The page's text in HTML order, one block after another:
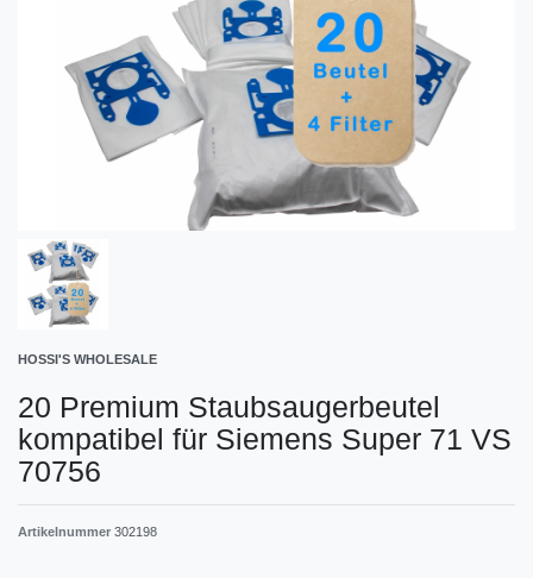
HOSSI'S WHOLESALE
20 Premium Staubsaugerbeutel
kompatibel für Siemens Super 71 VS
70756
Artikelnummer 302198